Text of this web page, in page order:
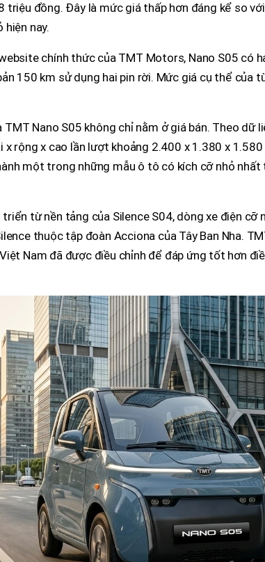
triệu đồng. Đây là mức giá thấp hơn đáng kể so
hiện nay.
chính thức của TMT Motors, Nano S05 có
150 km sử dụng hai pin rời. Mức giá cụ thể của
Nano S05 không chỉ nằm ở giá bán. Theo dữ
x rộng x cao lần lượt khoảng 2.400 x 1.380 x
một trong những mẫu ô tô có kích cỡ nhỏ
từ nền tảng của Silence S04, dòng xe điện cỡ
thuộc tập đoàn Acciona của Tây Ban Nha.
Nam đã được điều chỉnh để đáp ứng tốt hơn